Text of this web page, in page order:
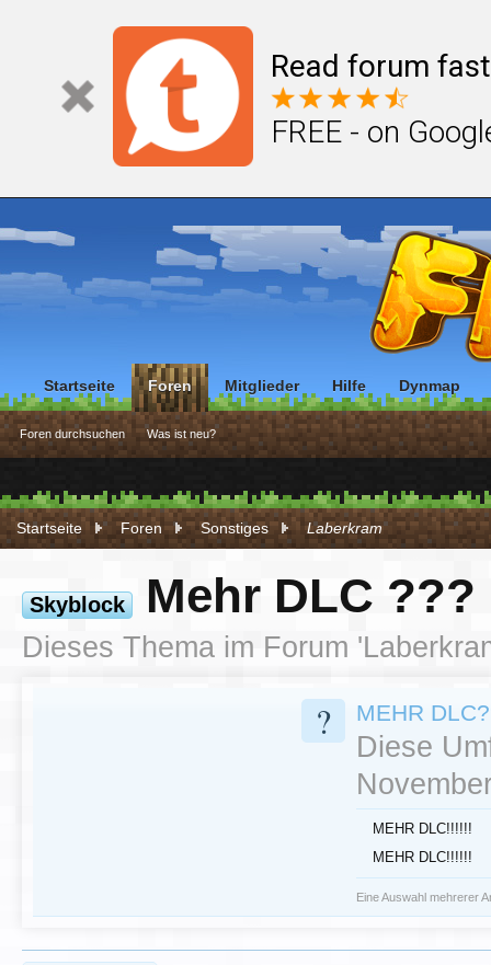
Read forum
FREE - on
Startseite Foren Sonstiges Laberkram
Skyblock Mehr DLC ???
Dieses Thema im Forum '
? MEHR
Diese
MEHR DLC!!!!!!
MEHR DLC!!!!!!
Eine Auswahl mehrerer
Startseite Foren
Foren durchsuchen Was ist neu?
Mitglieder Hilfe Dynmap